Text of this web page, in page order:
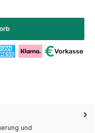
und